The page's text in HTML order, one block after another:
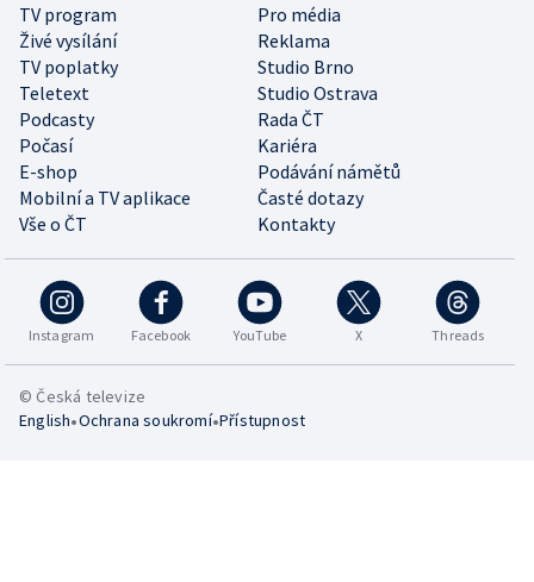
TV program
Pro média
Živé vysílání
Reklama
TV poplatky
Studio Brno
Teletext
Studio Ostrava
Podcasty
Rada ČT
Počasí
Kariéra
E-shop
Podávání námětů
Mobilní a TV aplikace
Časté dotazy
Vše o ČT
Kontakty
Instagram Facebook YouTube X Threads
© Česká televize
English•Ochrana soukromí•Přístupnost